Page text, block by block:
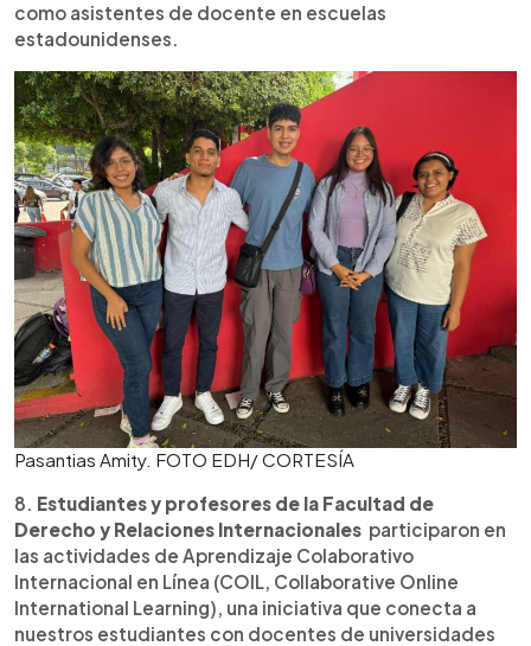
como asistentes de docente en escuelas
estadounidenses.
Pasantias Amity. FOTO EDH/ CORTESÍA
8. Estudiantes y profesores de la Facultad de
Derecho y Relaciones Internacionales participaron en
las actividades de Aprendizaje Colaborativo
Internacional en Línea (COIL, Collaborative Online
International Learning), una iniciativa que conecta a
nuestros estudiantes con docentes de universidades